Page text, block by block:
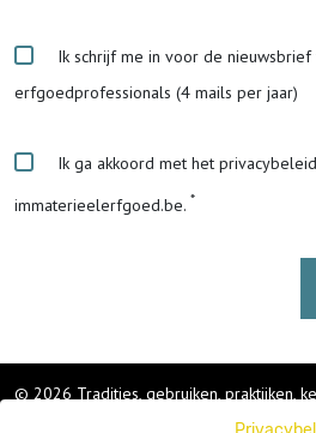
Ik schrijf me in voor de
erfgoedprofessionals (4 mails per jaar)
Ik ga akkoord met het
immaterieelerfgoed.be.
© 2026 Tradities, gebruiken, praktijken,